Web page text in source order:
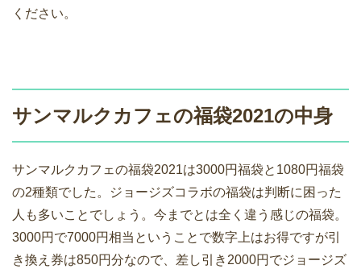
ください。
サンマルクカフェの福袋2021の中身
サンマルクカフェの福袋2021は3000円福袋と1080円福袋
の2種類でした。ジョージズコラボの福袋は判断に困った
人も多いことでしょう。今までとは全く違う感じの福袋。
3000円で7000円相当ということで数字上はお得ですが引
き換え券は850円分なので、差し引き2000円でジョージズ